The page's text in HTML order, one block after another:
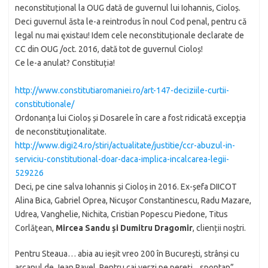
neconstituțional la OUG dată de guvernul lui Iohannis, Cioloș.
Deci guvernul ăsta le-a reintrodus în noul Cod penal, pentru că
legal nu mai ęxistau! Idem cele neconstituționale declarate de
CC din OUG /oct. 2016, dată tot de guvernul Cioloș!
Ce le-a anulat? Constituția!
http://www.constitutiaromaniei.ro/art-147-deciziile-curtii-
constitutionale/
Ordonanța lui Cioloș și Dosarele în care a fost ridicată excepţia
de neconstituţionalitate.
http://www.digi24.ro/stiri/actualitate/justitie/ccr-abuzul-in-
serviciu-constitutional-doar-daca-implica-incalcarea-legii-
529226
Deci, pe cine salva Iohannis și Cioloș in 2016. Ex-șefa DIICOT
Alina Bica, Gabriel Oprea, Nicuşor Constantinescu, Radu Mazare,
Udrea, Vanghelie, Nichita, Cristian Popescu Piedone, Titus
Corlăţean, Mircea Sandu și Dumitru Dragomir, clienții noștri.
Pentru Steaua… abia au ieșit vreo 200 în București, strânși cu